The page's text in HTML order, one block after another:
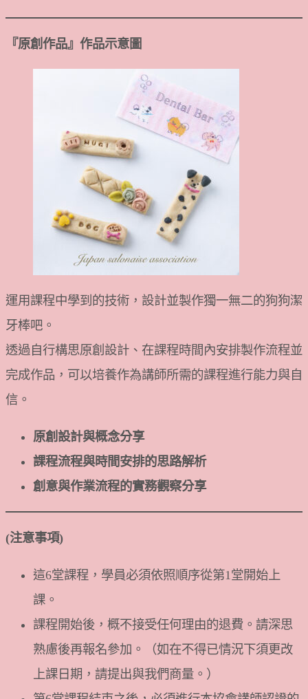
『原創作品』 作品示意圖
運用課程中學到的技術，設計並製作獨一無二的狗狗潔
牙棒吧。
透過自行構思原創設計、在課程時間內安排製作流程並
完成作品，可以培養作為講師所需的課程進行能力與自
信。
原創設計與概念分享
課程流程與時間安排的思路解析
創意與作業流程的實務觀察分享
(注意事項)
這6堂課程，學員必須依照順序從第1堂開始上
課。
課程開始後，概不接受任何理由的退費。請深思
熟慮後再報名參加。（如在不得已情況下須更改
上課日期，請提出與我們商量。）